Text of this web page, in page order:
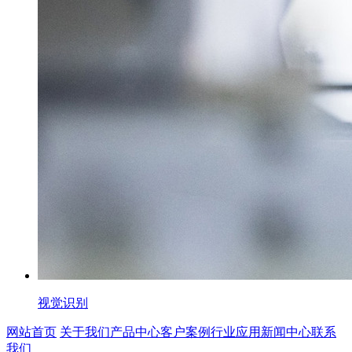
视觉识别
网站首页 关于我们产品中心客户案例行业应用 新闻中心联系
我们